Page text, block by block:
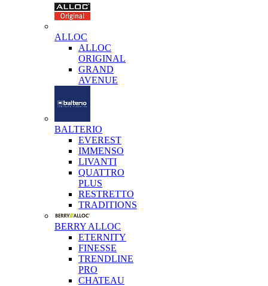
ALLOC
ALLOC
ORIGINAL
GRAND
AVENUE
BALTERIO
EVEREST
IMMENSO
LIVANTI
QUATTRO
PLUS
RESTRETTO
TRADITIONS
BERRY ALLOC
ETERNITY
FINESSE
TRENDLINE
PRO
CHATEAU